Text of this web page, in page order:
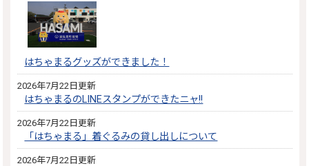
はちゃまるグッズができました！
2026年7月22日更新
はちゃまるのLINEスタンプができたニャ!!
2026年7月22日更新
「はちゃまる」着ぐるみの貸し出しについて
2026年7月22日更新